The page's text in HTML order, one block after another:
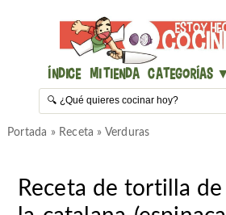
Índice Mi Tienda Categorías
Portada » Receta » Verduras
Receta de tortilla de